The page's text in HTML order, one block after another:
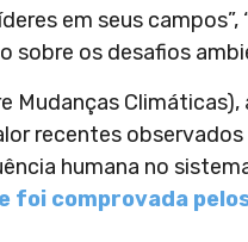
em seus campos”,
os desafios
Mudanças
recentes
humana no
foi comprovada